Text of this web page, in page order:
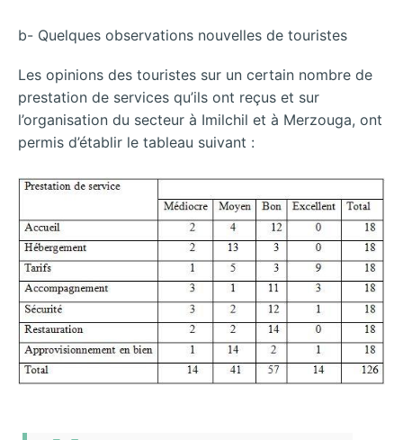
b- Quelques observations nouvelles de touristes
Les opinions des touristes sur un certain nombre de
prestation de services qu’ils ont reçus et sur
l’organisation du secteur à Imilchil et à Merzouga, ont
permis d’établir le tableau suivant :